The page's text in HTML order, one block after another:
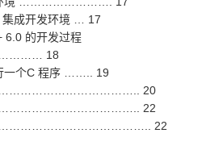
集成开发环境 … 17
6.0 的开发过程
18
一个C 程序 …….. 19
20
22
22